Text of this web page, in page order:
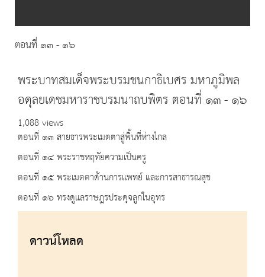
ตอนที่ ๑๓ - ๑๖
พระบาทสมเด็จพระบรมชนกาธิเบศร มหาภูมิพล
อดุลยเดชมหาราชบรมนาถบพิตร ตอนที่ ๑๓ - ๑๖
1,088 views
ตอนที่ ๑๓ สายธารพระเมตตาสู่พื้นที่ห่างไกล
ตอนที่ ๑๔ พระราชหฤทัยความเป็นครู
ตอนที่ ๑๕ พระเมตตาด้านการแพทย์ และการสาธารณสุข
ตอนที่ ๑๖ ทรงดูแลราษฎรประดุจลูกในอุทร
ดาวน์โหลด